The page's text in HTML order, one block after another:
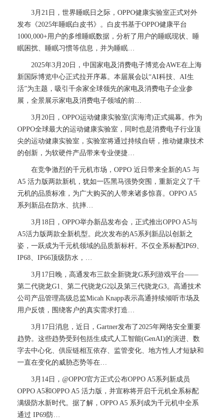
3月21日，世界睡眠日之际，OPPO健康实验室正式对外
发布《2025年睡眠白皮书》。白皮书基于OPPO健康平台
1000,000+用户的多维睡眠数据，分析了用户的睡眠现状、睡
眠困扰、睡眠习惯等信息，并为睡眠…
2025年3月20日，中国家电及消费电子博览会AWE在上海
新国际博览中心正式拉开序幕。本届展会以“AI科技、AI生
活”为主题，吸引千余家全球领先的家电及消费电子企业参
展，全景展示家电及消费电子领域的前…
3月20日，OPPO运动健康实验室(滨海湾)正式揭幕。作为
OPPO全球最大的运动健康实验室，同时也是消费电子行业顶
尖的运动健康实验室，实验室将通过持续自研，推动健康技术
的创新，为软硬件产品带来专业便捷…
在竞争激烈的千元机市场，OPPO 近日带来全新的A5 与
A5 活力版两款新机，犹如一匹黑马强势突围，重新定义了千
元机的品质标准，为广大购买的人带来诸多惊喜。OPPO A5
系列新品在防水、抗摔…
3月18日，OPPO举办新品发布会，正式推出OPPO A5与
A5活力版两款全新机型。此次发布的A5系列新品以创新之
姿，一跃成为千元机领域的品质新标杆。不仅全系标配IP69、
IP68、IP66顶级防水，…
3月17日晚，高通发布三款全新骁龙G系列游戏平台——
第二代骁龙G1、第二代骁龙G2以及第三代骁龙G3。高通技术
公司产品管理高级总监Micah Knapp表示高通持续倾听市场及
用户反馈，围绕客户的真实需求打造…
3月17日消息，近日，Gartner发布了2025年网络安全重要
趋势。这些趋势受到包括生成式人工智能(GenAI)的演进、数
字去中心化、供应链相互依存、监管变化、地方性人才短缺和
一直在变化的威胁态势等在…
3月14日，@OPPO官方正式公布OPPO A5系列新成员
OPPO A5和OPPO A5 活力版，并宣称将开启千元机全系标配
满级防水新时代。据了解，OPPO A5 系列成为千元机中全系
通过 IP69防…